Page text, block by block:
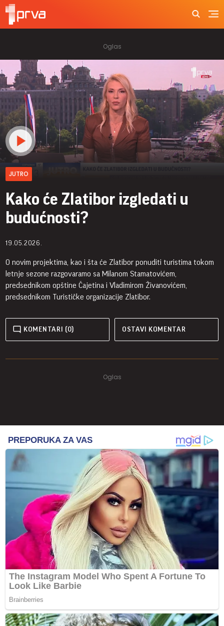
JUTRO
Kako će Zlatibor izgledati u
budućnosti?
19.05.2026.
O novim projektima, kao i šta će Zlatibor ponuditi turistima tokom
letnje sezone razgovaramo sa Milanom Stamatovićem,
predsednikom opštine Čajetina i Vladimirom Živanovićem,
predsednikom Turističke organizacije Zlatibor.
KOMENTARI (0) OSTAVI KOMENTAR